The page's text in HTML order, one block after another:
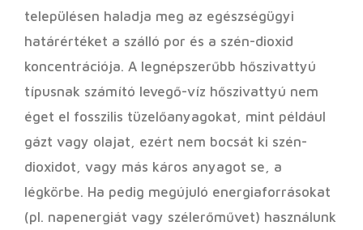
településen haladja meg az egészségügyi
határértéket a szálló por és a szén-dioxid
koncentrációja. A legnépszerűbb hőszivattyú
típusnak számító levegő-víz hőszivattyú nem
éget el fosszilis tüzelőanyagokat, mint például
gázt vagy olajat, ezért nem bocsát ki szén-
dioxidot, vagy más káros anyagot se, a
légkörbe. Ha pedig megújuló energiaforrásokat
(pl. napenergiát vagy szélerőművet) használunk